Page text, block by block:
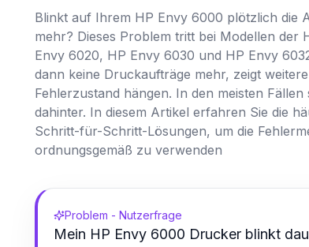
Blinkt auf Ihrem HP Envy 6000 plötzlich die
mehr? Dieses Problem tritt bei Modellen
Envy 6020, HP Envy 6030 und HP Envy
dann keine Druckaufträge mehr, zeigt
Fehlerzustand hängen. In den meisten
dahinter. In diesem Artikel erfahren Sie die
Schritt-für-Schritt-Lösungen, um die
ordnungsgemäß zu verwenden
Problem - Nutzerfrage
Mein HP Envy 6000 Drucker blinkt